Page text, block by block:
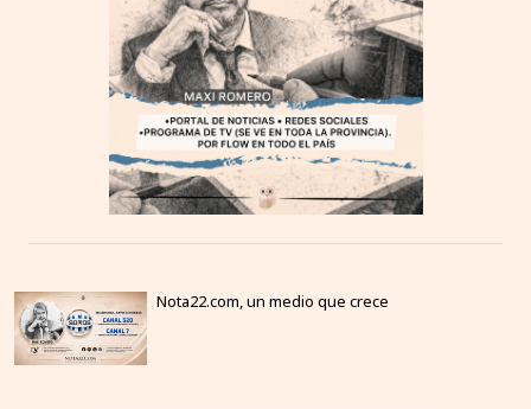
Nota22.com, un medio que crece